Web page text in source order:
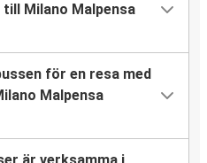
Milano Malpensa
för en resa med
Malpensa